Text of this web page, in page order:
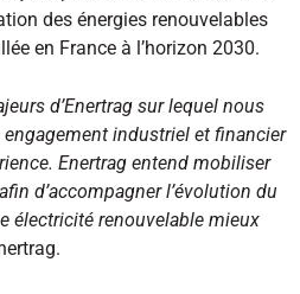
des énergies renouvelables
en France à l’horizon 2030.
d’Enertrag sur lequel nous
industriel et financier
Enertrag entend mobiliser
d’accompagner l’évolution du
électricité renouvelable mieux